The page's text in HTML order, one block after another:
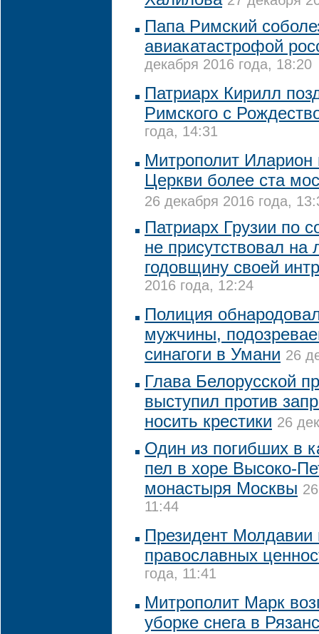
Папа Римский
авиакатастрофой
декабря 2016 года, 18:20
Патриарх Кирилл
Римского с
года, 14:31
Митрополит Иларион
Церкви более ста
26 декабря 2016 года,
Патриарх Грузии по
не присутствовал на
годовщину своей
2016 года, 12:24
Полиция
мужчины,
синагоги в Умани 26
Глава Белорусской
выступил против
носить крестики 26
Один из погибших в
пел в хоре Высоко-
монастыря Москвы
11:44
Президент
православных
года, 11:41
Митрополит Марк
уборке снега в